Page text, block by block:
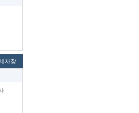
차장